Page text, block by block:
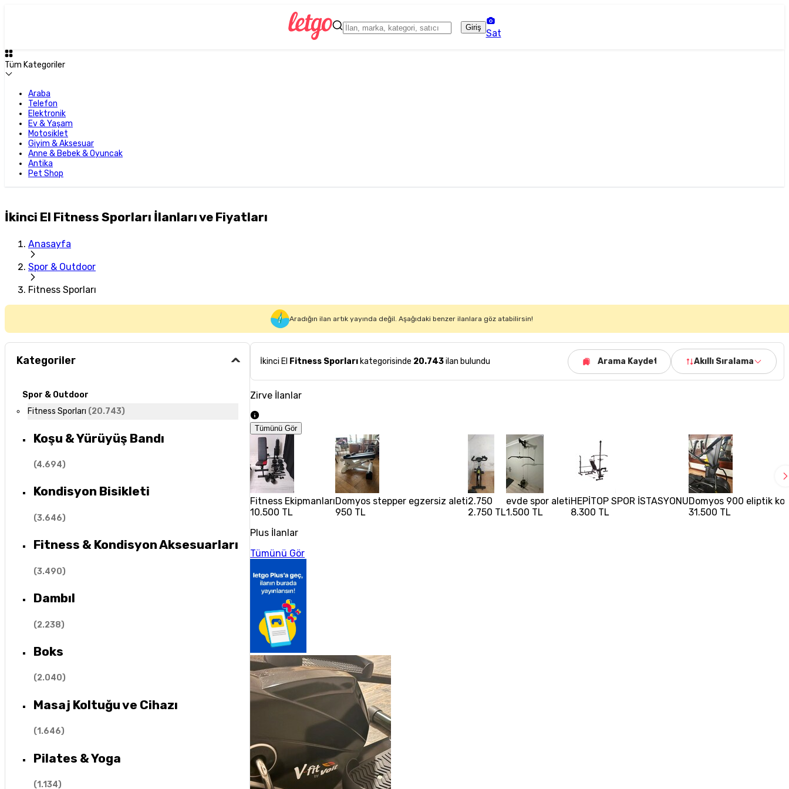
Giriş
Sat
Tüm Kategoriler
Araba
Telefon
Elektronik
Ev & Yaşam
Motosiklet
Giyim & Aksesuar
Anne & Bebek & Oyuncak
Antika
Pet Shop
İkinci El Fitness Sporları İlanları ve Fiyatları
Anasayfa
Spor & Outdoor
Fitness Sporları
Aradığın ilan artık yayında değil. Aşağıdaki benzer ilanlara göz atabilirsin!
Kategoriler
Spor & Outdoor
Fitness Sporları (20.743)
Koşu & Yürüyüş Bandı
(4.694)
Kondisyon Bisikleti
(3.646)
Fitness & Kondisyon Aksesuarları
(3.490)
Dambıl
(2.238)
Boks
(2.040)
Masaj Koltuğu ve Cihazı
(1.646)
Pilates & Yoga
(1.134)
İkinci El Fitness Sporları kategorisinde 20.743ilan bulundu Arama Kaydet Akıllı Sıralama
Zirve İlanlar
Tümünü Gör
Fitness Ekipmanları
10.500 TL
Domyos stepper egzersiz aleti
950 TL
2.750
2.750 TL
evde spor aleti
1.500 TL
HEPİTOP SPOR İSTASYONU
8.300 TL
Domyos 900 eliptik
31.500 TL
Plus İlanlar
Tümünü Gör